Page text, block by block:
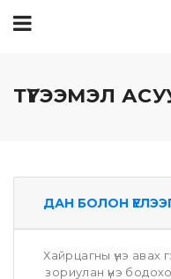
ТҮГЭЭМЭЛ
ДАН БОЛОН
Хайрцагны үнэ авах
зориулан үнэ